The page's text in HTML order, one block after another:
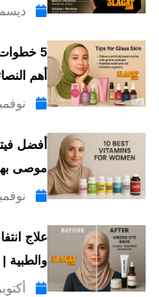
ديسمبر
5
أهم
نوفمبر 11,
موصى
نوفمبر 3,
علاج
والطبية
أكتوبر 30,